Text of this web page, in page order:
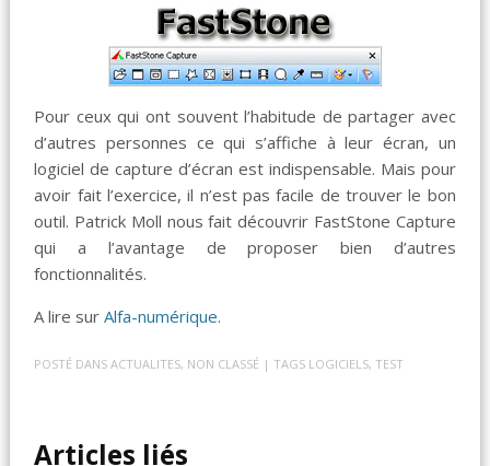
Pour ceux qui ont souvent l’habitude de partager avec
d’autres personnes ce qui s’affiche à leur écran, un
logiciel de capture d’écran est indispensable. Mais pour
avoir fait l’exercice, il n’est pas facile de trouver le bon
outil. Patrick Moll nous fait découvrir FastStone Capture
qui a l’avantage de proposer bien d’autres
fonctionnalités.
A lire surAlfa-numérique.
POSTÉ DANSACTUALITES, NON CLASSÉ | TAGS LOGICIELS, TEST
Articles liés